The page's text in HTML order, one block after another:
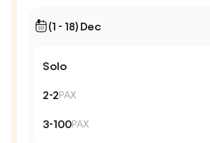
(1 - 18) Dec
Solo
2-2PAX
3-100PAX